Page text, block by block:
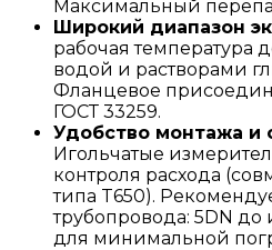
Максимальный
Широкий диапазон
рабочая температура
водой и растворами
Фланцевое
ГОСТ 33259.
Удобство монтажа и
Игольчатые
контроля расхода
типа T650).
трубопровода: 5DN до
для минимальной